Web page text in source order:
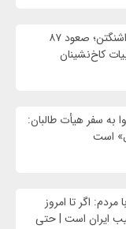
سقوط اخلاق سیاسی در واشنگتن؛ صعود ۸۷
کاخ‌نشینان
به سفر هیأت طالبان:
است
اگر تا امروز
ایران است | حتی